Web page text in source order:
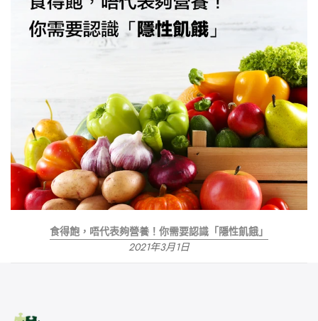
食得飽，唔代表夠營養！你需要認識「隱性飢餓」
2021年3月1日